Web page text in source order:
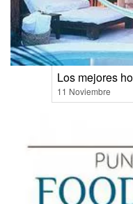
Los mejores
11 Noviembre